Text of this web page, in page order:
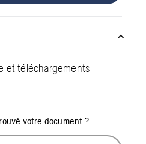
et téléchargements
votre document ?